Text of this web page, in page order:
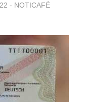
- NOTICAFÉ